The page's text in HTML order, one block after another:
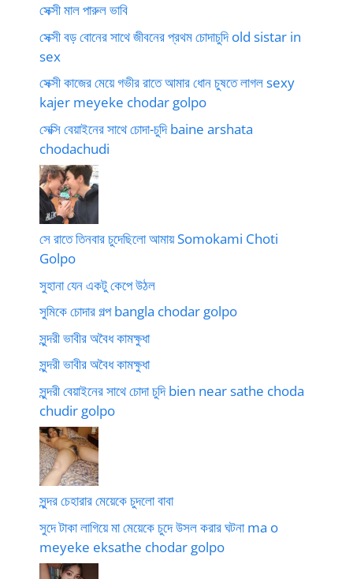
সেক্সী মাল পারুল ভাবি
সেক্সী বড় বোনের সাথে জীবনের প্রথম চোদাচুদি old sistar in
sex
সেক্সী কাজের মেয়ে গভীর রাতে আমার ধোন চুষতে লাগল sexy
kajer meyeke chodar golpo
সেক্সি বেয়াইনের সাথে চোদা-চুদি baine arshata
chodachudi
সে রাতে তিনবার চুদেছিলো আমায় Somokami Choti
Golpo
সুহানা যেন একটু কেপে উঠল
সুমিকে চোদার গল্প bangla chodar golpo
সুন্দরী ভাবীর অবৈধ কামক্ষুধা
সুন্দরী ভাবীর অবৈধ কামক্ষুধা
সুন্দরী বেয়াইনের সাথে চোদা চুদি bien near sathe choda
chudir golpo
সুন্দর চেহারার মেয়েকে চুদলো বাবা
সুদে টাকা লাগিয়ে মা মেয়েকে চুদে উসল করার ঘটনা ma o
meyeke eksathe chodar golpo